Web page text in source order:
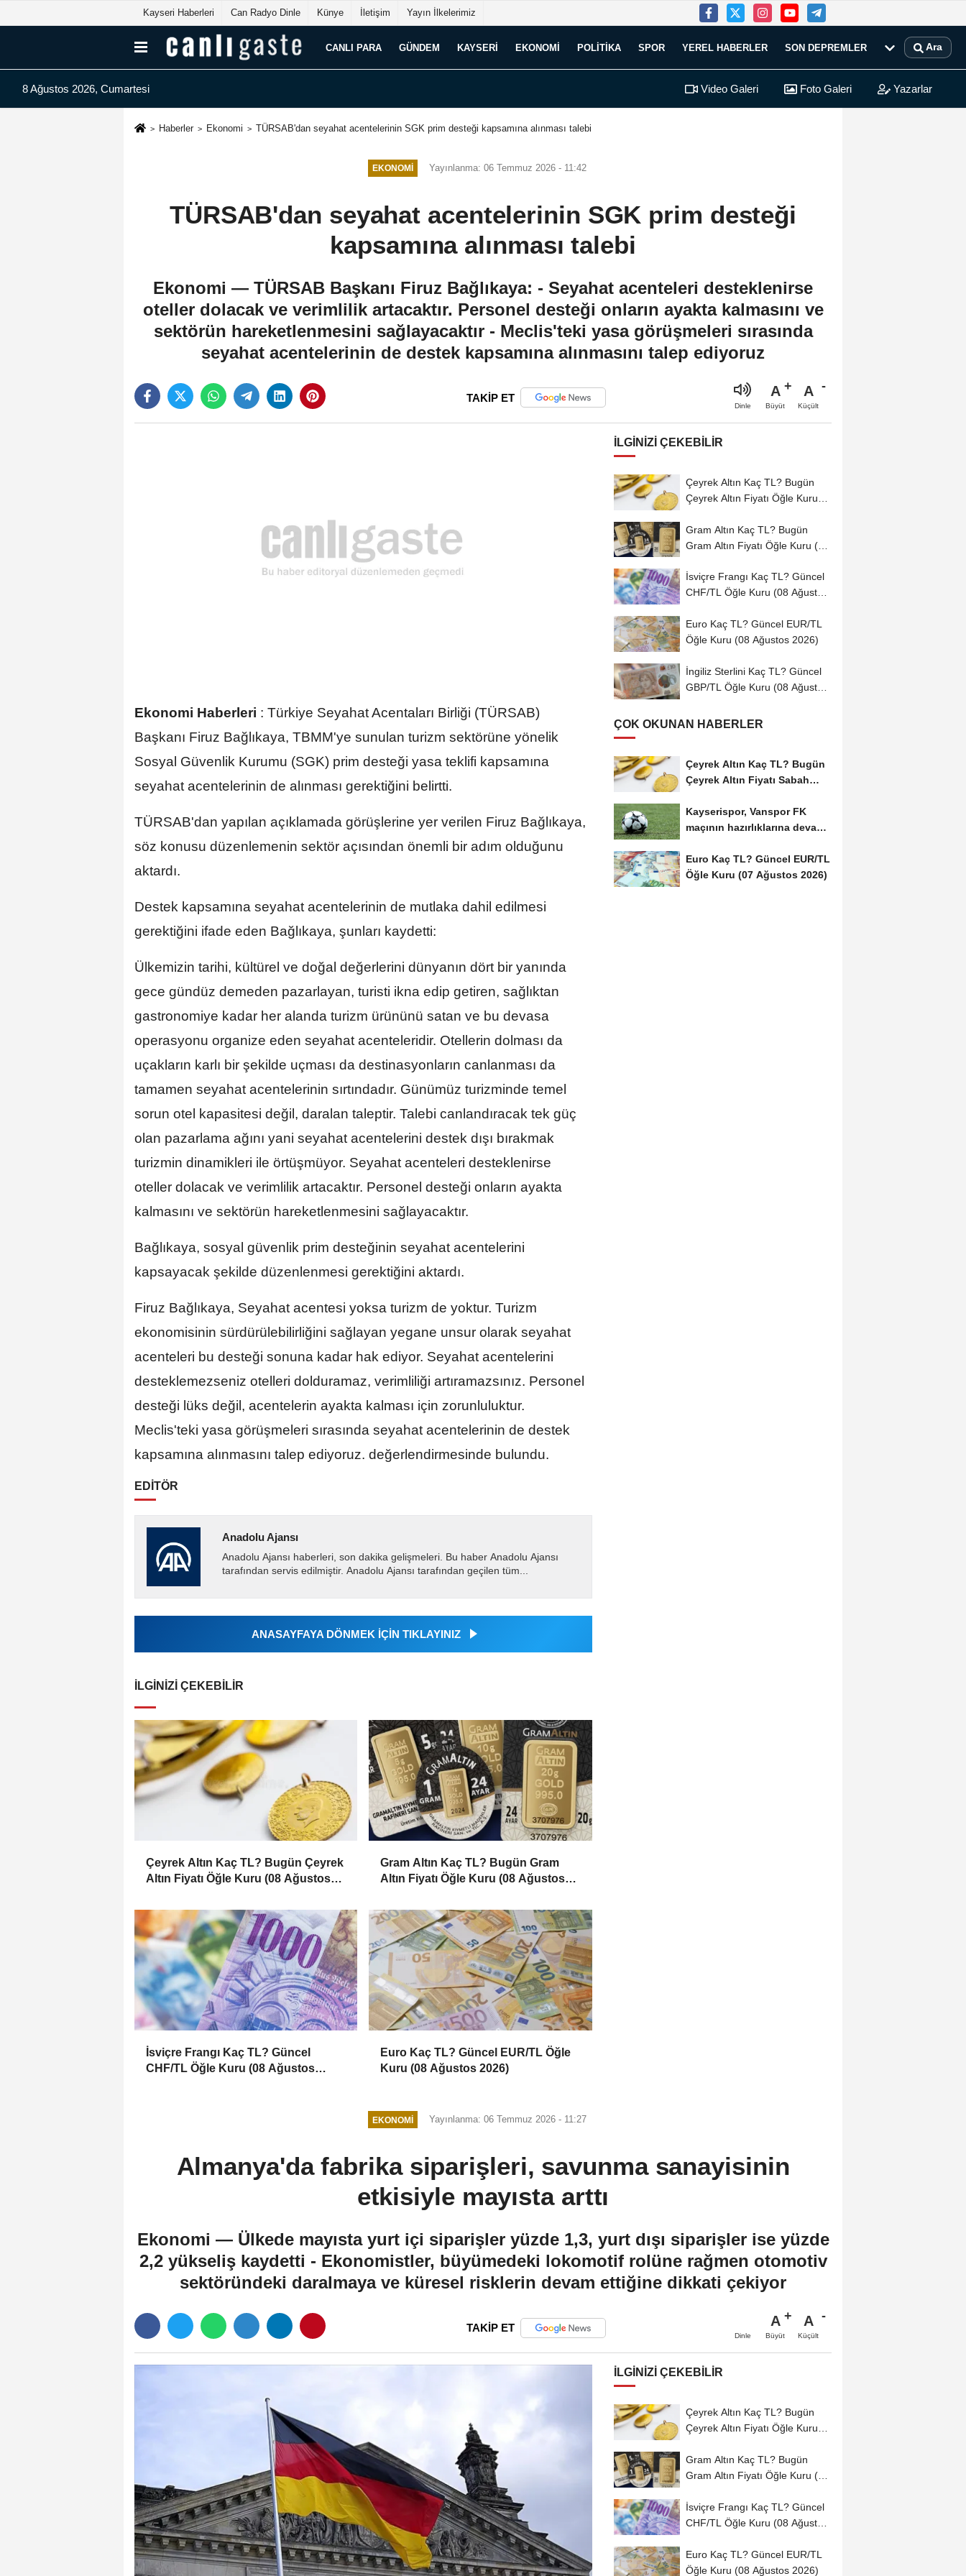
Kayseri Haberleri Can Radyo Dinle Künye İletişim Yayın İlkelerimiz
CANLI PARA GÜNDEM KAYSERI EKONOMI POLITIKA SPOR YEREL HABERLER SON DEPREMLER Ara
8 Ağustos 2026, Cumartesi Video Galeri Foto Galeri Yazarlar
Haberler Ekonomi TÜRSAB'dan seyahat acentelerinin SGK prim desteği kapsamına alınması talebi
EKONOMI Yayınlanma: 06 Temmuz 2026 - 11:42
TÜRSAB'dan seyahat acentelerinin SGK prim desteği
kapsamına alınması talebi
Ekonomi — TÜRSAB Başkanı Firuz Bağlıkaya: - Seyahat acenteleri desteklenirse
oteller dolacak ve verimlilik artacaktır. Personel desteği onların ayakta kalmasını ve
sektörün hareketlenmesini sağlayacaktır - Meclis'teki yasa görüşmeleri sırasında
seyahat acentelerinin de destek kapsamına alınmasını talep ediyoruz
TAKİP ET
Dinle
A
Büyüt
A
Küçült
Ekonomi Haberleri : Türkiye Seyahat Acentaları Birliği (TÜRSAB)
Başkanı Firuz Bağlıkaya, TBMM'ye sunulan turizm sektörüne yönelik
Sosyal Güvenlik Kurumu (SGK) prim desteği yasa teklifi kapsamına
seyahat acentelerinin de alınması gerektiğini belirtti.
TÜRSAB'dan yapılan açıklamada görüşlerine yer verilen Firuz Bağlıkaya,
söz konusu düzenlemenin sektör açısından önemli bir adım olduğunu
aktardı.
Destek kapsamına seyahat acentelerinin de mutlaka dahil edilmesi
gerektiğini ifade eden Bağlıkaya, şunları kaydetti:
Ülkemizin tarihi, kültürel ve doğal değerlerini dünyanın dört bir yanında
gece gündüz demeden pazarlayan, turisti ikna edip getiren, sağlıktan
gastronomiye kadar her alanda turizm ürününü satan ve bu devasa
operasyonu organize eden seyahat acenteleridir. Otellerin dolması da
uçakların karlı bir şekilde uçması da destinasyonların canlanması da
tamamen seyahat acentelerinin sırtındadır. Günümüz turizminde temel
sorun otel kapasitesi değil, daralan taleptir. Talebi canlandıracak tek güç
olan pazarlama ağını yani seyahat acentelerini destek dışı bırakmak
turizmin dinamikleri ile örtüşmüyor. Seyahat acenteleri desteklenirse
oteller dolacak ve verimlilik artacaktır. Personel desteği onların ayakta
kalmasını ve sektörün hareketlenmesini sağlayacaktır.
Bağlıkaya, sosyal güvenlik prim desteğinin seyahat acentelerini
kapsayacak şekilde düzenlenmesi gerektiğini aktardı.
Firuz Bağlıkaya, Seyahat acentesi yoksa turizm de yoktur. Turizm
ekonomisinin sürdürülebilirliğini sağlayan yegane unsur olarak seyahat
acenteleri bu desteği sonuna kadar hak ediyor. Seyahat acentelerini
desteklemezseniz otelleri dolduramaz, verimliliği artıramazsınız. Personel
desteği lüks değil, acentelerin ayakta kalması için zorunluluktur.
Meclis'teki yasa görüşmeleri sırasında seyahat acentelerinin de destek
kapsamına alınmasını talep ediyoruz. değerlendirmesinde bulundu.
EDİTÖR
Anadolu Ajansı
Anadolu Ajansı haberleri, son dakika gelişmeleri. Bu haber Anadolu Ajansı
tarafından servis edilmiştir. Anadolu Ajansı tarafından geçilen tüm...
ANASAYFAYA DÖNMEK İÇİN TIKLAYINIZ
İLGINIZI ÇEKEBILIR
Çeyrek Altın Kaç TL? Bugün Çeyrek
Altın Fiyatı Öğle Kuru (08 Ağustos
Gram Altın Kaç TL? Bugün Gram
Altın Fiyatı Öğle Kuru (08 Ağustos
İsviçre Frangı Kaç TL? Güncel
CHF/TL Öğle Kuru (08 Ağustos
Euro Kaç TL? Güncel EUR/TL Öğle
Kuru (08 Ağustos 2026)
İLGINIZI ÇEKEBILIR
Çeyrek Altın Kaç TL? Bugün
Çeyrek Altın Fiyatı Öğle Kuru
Gram Altın Kaç TL? Bugün
Gram Altın Fiyatı Öğle Kuru (08
İsviçre Frangı Kaç TL? Güncel
CHF/TL Öğle Kuru (08 Ağustos
Euro Kaç TL? Güncel EUR/TL
Öğle Kuru (08 Ağustos 2026)
İngiliz Sterlini Kaç TL? Güncel
GBP/TL Öğle Kuru (08 Ağustos
ÇOK OKUNAN HABERLER
Çeyrek Altın Kaç TL? Bugün
Çeyrek Altın Fiyatı Sabah
Kayserispor, Vanspor FK
maçının hazırlıklarına devam
Euro Kaç TL? Güncel EUR/TL
Öğle Kuru (07 Ağustos 2026)
EKONOMI Yayınlanma: 06 Temmuz 2026 - 11:27
Almanya'da fabrika siparişleri, savunma sanayisinin
etkisiyle mayısta arttı
Ekonomi — Ülkede mayısta yurt içi siparişler yüzde 1,3, yurt dışı siparişler ise yüzde
2,2 yükseliş kaydetti - Ekonomistler, büyümedeki lokomotif rolüne rağmen otomotiv
sektöründeki daralmaya ve küresel risklerin devam ettiğine dikkati çekiyor
TAKİP ET
Dinle
A
Büyüt
A
Küçült
İLGINIZI ÇEKEBILIR
Çeyrek Altın Kaç TL? Bugün
Çeyrek Altın Fiyatı Öğle Kuru
Gram Altın Kaç TL? Bugün
Gram Altın Fiyatı Öğle Kuru (08
İsviçre Frangı Kaç TL? Güncel
CHF/TL Öğle Kuru (08 Ağustos
Euro Kaç TL? Güncel EUR/TL
Öğle Kuru (08 Ağustos 2026)